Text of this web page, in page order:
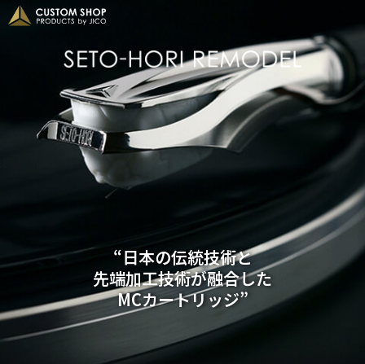
“日本の伝統技術と
先端加工技術が融合した
MCカートリッジ”